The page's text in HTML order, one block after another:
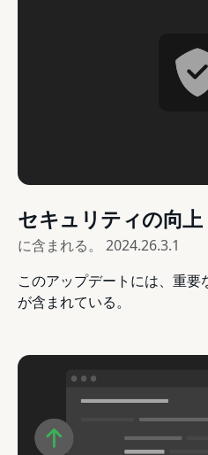
セキュリティの向上
に含まれる。 2024.26.3.1
このアップデートには、重
が含まれている。